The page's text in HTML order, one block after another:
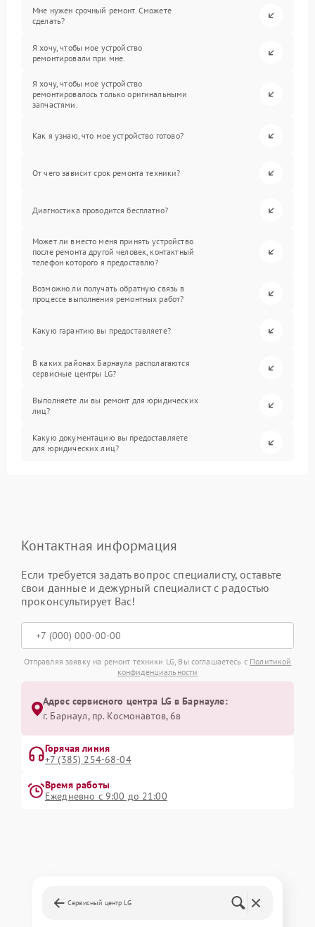
Мне нужен срочный ремонт. Сможете
сделать?
Я хочу, чтобы мое устройство
ремонтировали при мне.
Я хочу, чтобы мое устройство
ремонтировалось только оригинальными
запчастями.
Как я узнаю, что мое устройство готово?
От чего зависит срок ремонта техники?
Диагностика проводится бесплатно?
Может ли вместо меня принять устройство
после ремонта другой человек, контактный
телефон которого я предоставлю?
Возможно ли получать обратную связь в
процессе выполнения ремонтных работ?
Какую гарантию вы предоставляете?
В каких районах Барнаула располагаются
сервисные центры LG?
Выполняете ли вы ремонт для юридических
лиц?
Какую документацию вы предоставляете
для юридических лиц?
Контактная информация
Если требуется задать вопрос специалисту, оставьте
свои данные и дежурный специалист с радостью
проконсультирует Вас!
Отправляя заявку на ремонт техники LG, Вы соглашаетесь с Политикой
конфиденциальности
Адрес сервисного центра LG в Барнауле:
г. Барнаул, ​пр. Космонавтов, 6в
Горячая линия
+7 (385) 254-68-04
Время работы
Ежедневно с 9:00 до 21:00
Сервисный центр LG